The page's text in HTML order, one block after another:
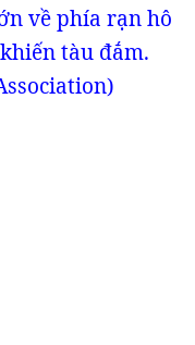
về phía rạn hô
tàu đắm.